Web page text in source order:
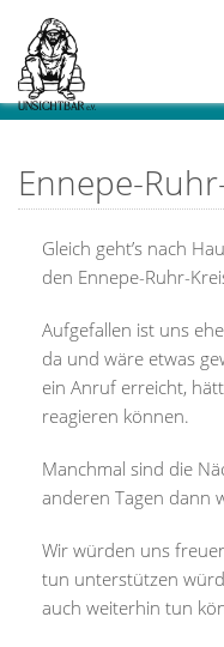
Ennepe-
Gleich geht’s nach
den Ennepe-Ruhr-
Aufgefallen ist uns
da und wäre etwas
ein Anruf erreicht,
reagieren können.
Manchmal sind die
anderen Tagen dann
Wir würden uns
tun unterstützen
auch weiterhin tun